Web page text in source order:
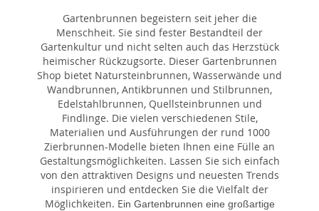
Gartenbrunnen begeistern seit jeher die
Menschheit. Sie sind fester Bestandteil der
Gartenkultur und nicht selten auch das Herzstück
heimischer Rückzugsorte. Dieser Gartenbrunnen
Shop bietet Natursteinbrunnen, Wasserwände und
Wandbrunnen, Antikbrunnen und Stilbrunnen,
Edelstahlbrunnen, Quellsteinbrunnen und
Findlinge. Die vielen verschiedenen Stile,
Materialien und Ausführungen der rund 1000
Zierbrunnen-Modelle bieten Ihnen eine Fülle an
Gestaltungsmöglichkeiten. Lassen Sie sich einfach
von den attraktiven Designs und neuesten Trends
inspirieren und entdecken Sie die Vielfalt der
Möglichkeiten. Ein Gartenbrunnen eine großartige